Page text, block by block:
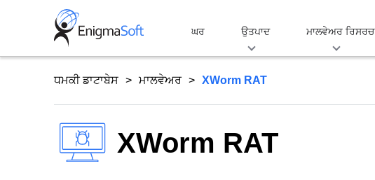
ਘਰ ਉਤਪਾਦ ਮਾਲਵੇਅਰ ਰਿਸਰਚ
ਧਮਕੀ ਡਾਟਾਬੇਸ ਮਾਲਵੇਅਰ XWorm RAT
XWorm RAT